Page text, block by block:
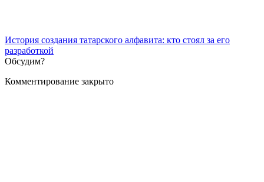
История создания татарского алфавита: кто стоял за его
разработкой
Обсудим?
Комментирование закрыто